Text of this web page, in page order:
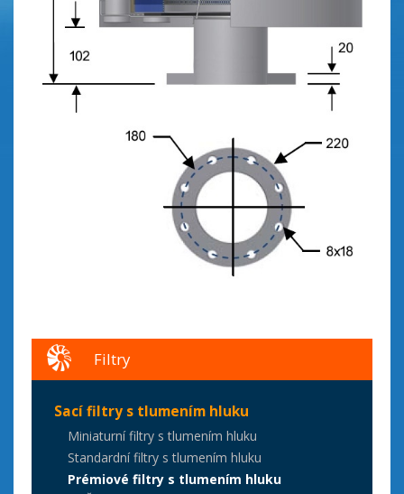
Filtry
Sací filtry s tlumením hluku
Miniaturní filtry s tlumením hluku
Standardní filtry s tlumením hluku
Prémiové filtry s tlumením hluku